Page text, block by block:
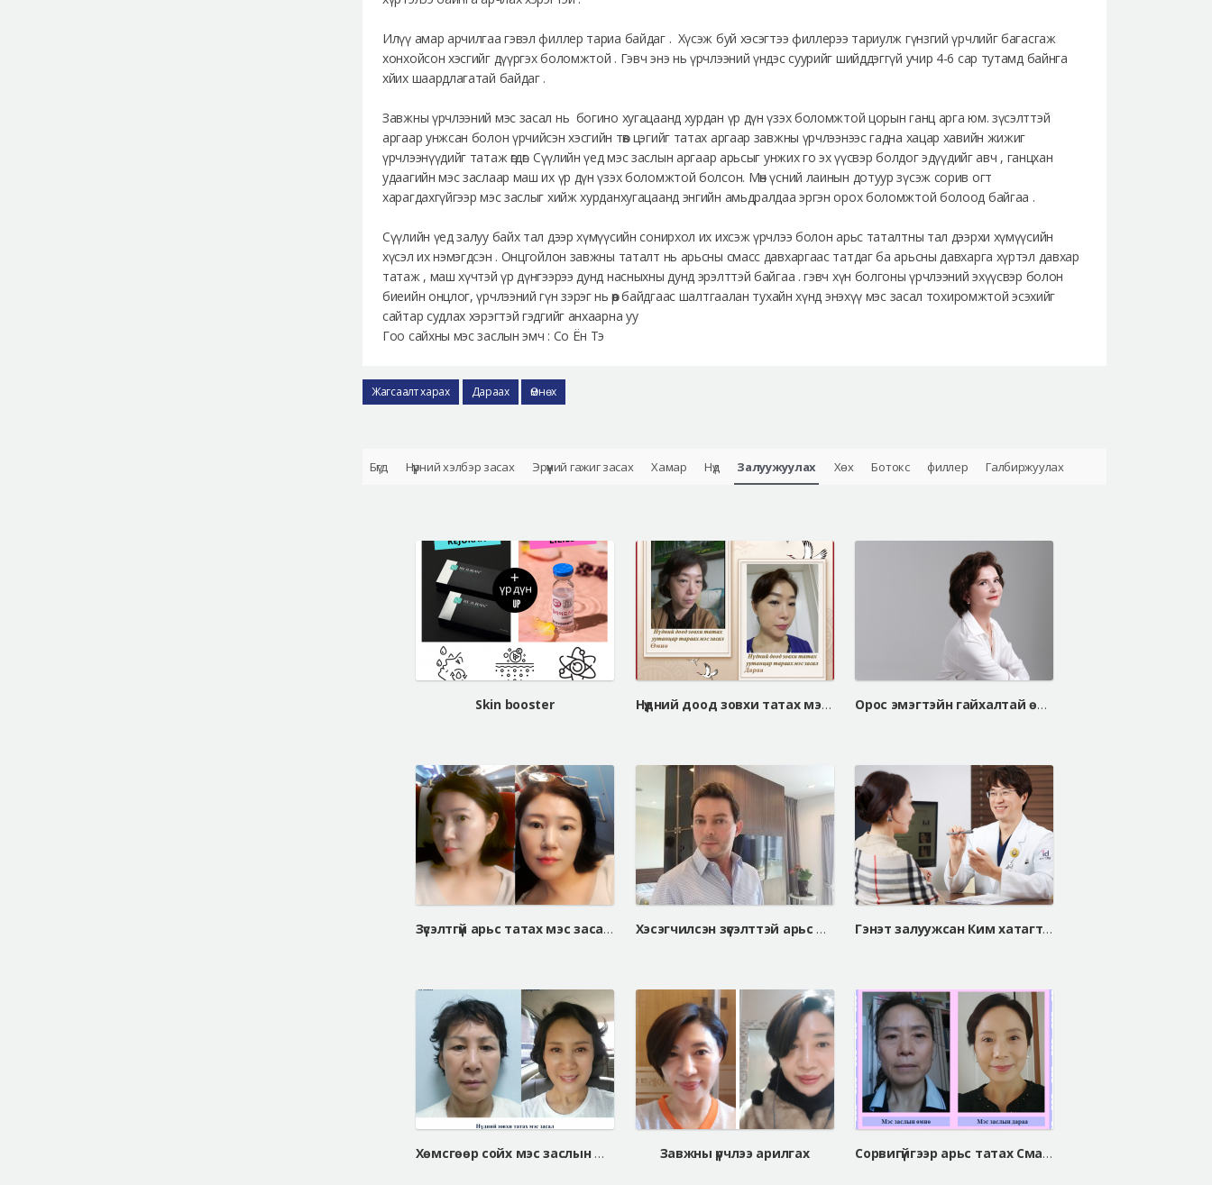
Илүү амар арчилгаа гэвэл филлер тариа байдаг . Хүсэж буй хэсэгтээ филлерээ тариулж гүнзгий үрчлийг багасгаж
хонхойсон хэсгийг дүүргэх боломжтой . Гэвч энэ нь үрчлээний үндэс суурийг шийддэггүй учир 4-6 сар тутамд байнга
хйих шаардлагатай байдаг .
Завжны үрчлээний мэс засал нь богино хугацаанд хурдан үр дүн үзэх боломжтой цорын ганц арга юм. зүсэлттэй
аргаар унжсан болон үрчийсэн хэсгийн төв цэгийг татах аргаар завжны үрчлээнээс гадна хацар хавийн жижиг
үрчлээнүүдийг татаж өгдөг. Сүүлийн үед мэс заслын аргаар арьсыг унжих го эх үүсвэр болдог эдүүдийг авч , ганцхан
удаагийн мэс заслаар маш их үр дүн үзэх боломжтой болсон. Мөн үсний лаинын дотуур зүсэж сорив огт
харагдахгүйгээр мэс заслыг хийж хурданхугацаанд энгийн амьдралдаа эргэн орох боломжтой болоод байгаа .
Сүүлийн үед залуу байх тал дээр хүмүүсийн сонирхол их ихсэж үрчлээ болон арьс таталтны тал дээрхи хүмүүсийн
хүсэл их нэмэгдсэн . Онцгойлон завжны таталт нь арьсны смасс давхаргаас татдаг ба арьсны давхарга хүртэл давхар
татаж , маш хүчтэй үр дүнгээрээ дунд насныхны дунд эрэлттэй байгаа . гэвч хүн болгоны үрчлээний эхүүсвэр болон
биеийн онцлог, үрчлээний гүн зэрэг нь өөр байдгаас шалтгаалан тухайн хүнд энэхүү мэс засал тохиромжтой эсэхийг
сайтар судлах хэрэгтэй гэдгийг анхаарна уу
Гоо сайхны мэс заслын эмч : Со Ён Тэ
Жагсаалт харах Дараах Өмнөх
Бүгд Нүүрний хэлбэр засах Эрүүний гажиг засах Хамар Нүд Залуужуулах Хөх Ботокс филлер Галбиржуулах
Skin booster Нүдний доод зовхи татах мэс засал, уутанцар арилгах мэс засал Орос эмэгтэйн гайхалтай өөрчлөлт
Зүсэлтгүй арьс татах мэс засал, Дээд зовхи татах мэс засал Хэсэгчилсэн зүсэлттэй арьс татах мэс засал Гэнэт залуужсан Ким хатагтайн нүүрний үрчлээ, завжны үрчлээнээсээ салсан нууц арга
Хөмсгөөр сойх мэс заслын дараа / Чон хуа сон Завжны үрчлээ арилгах Сорвигүйгээр арьс татах Смасс арьс таталт